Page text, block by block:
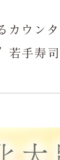
Dinner
Introduction
カウン
手寿司